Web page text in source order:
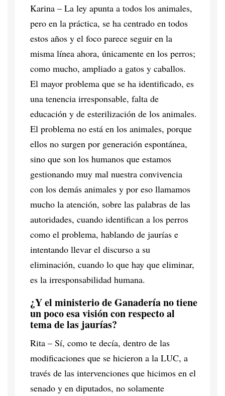
Karina – La ley apunta a todos los animales,
pero en la práctica, se ha centrado en todos
estos años y el foco parece seguir en la
misma línea ahora, únicamente en los perros;
como mucho, ampliado a gatos y caballos.
El mayor problema que se ha identificado, es
una tenencia irresponsable, falta de
educación y de esterilización de los animales.
El problema no está en los animales, porque
ellos no surgen por generación espontánea,
sino que son los humanos que estamos
gestionando muy mal nuestra convivencia
con los demás animales y por eso llamamos
mucho la atención, sobre las palabras de las
autoridades, cuando identifican a los perros
como el problema, hablando de jaurías e
intentando llevar el discurso a su
eliminación, cuando lo que hay que eliminar,
es la irresponsabilidad humana.
¿Y el ministerio de Ganadería no tiene
un poco esa visión con respecto al
tema de las jaurías?
Rita – Sí, como te decía, dentro de las
modificaciones que se hicieron a la LUC, a
través de las intervenciones que hicimos en el
senado y en diputados, no solamente